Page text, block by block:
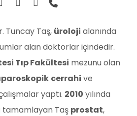
Tuncay Taş, üroloji alanında
alan doktorlar içindedir.
Tıp Fakültesi mezunu olan
cerrahi ve
yaptı. 2010 yılında
tamamlayan Taş prostat,